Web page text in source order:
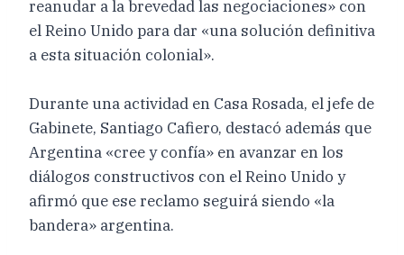
reanudar a la brevedad las negociaciones» con
el Reino Unido para dar «una solución definitiva
a esta situación colonial».
Durante una actividad en Casa Rosada, el jefe de
Gabinete, Santiago Cafiero, destacó además que
Argentina «cree y confía» en avanzar en los
diálogos constructivos con el Reino Unido y
afirmó que ese reclamo seguirá siendo «la
bandera» argentina.